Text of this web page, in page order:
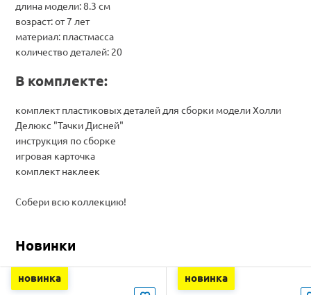
длина модели: 8.3 см
возраст: от 7 лет
материал: пластмасса
количество деталей: 20
В комплекте:
комплект пластиковых деталей для сборки модели Холли
Делюкс "Тачки Дисней"
инструкция по сборке
игровая карточка
комплект наклеек
Собери всю коллекцию!
Новинки
новинка новинка